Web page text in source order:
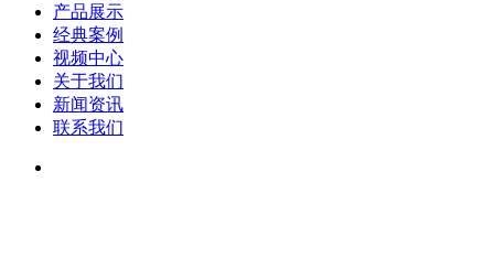
产品展示
经典案例
视频中心
关于我们
新闻资讯
联系我们